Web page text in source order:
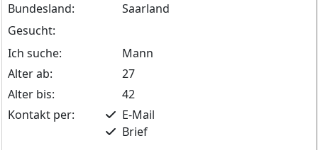
Bundesland:
Saarland
Gesucht:
Ich suche:
Mann
Alter ab:
27
Alter bis:
42
Kontakt per:
E-Mail
Brief